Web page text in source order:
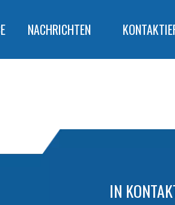
NACHRICHTEN
IN